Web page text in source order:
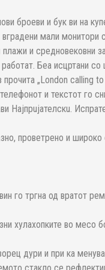
броеви и бук­ ви на
мали монитори
и средновековни
Беа исцртани
прочита „London calling
и текстот го
Најпрuјателскu.
проветрено и
го тргна од вратот
хулахопките во месо
дури и при ка­